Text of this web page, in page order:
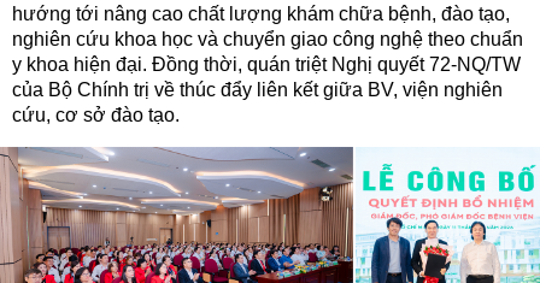
hướng tới nâng cao chất lượng khám chữa bệnh, đào tạo,
nghiên cứu khoa học và chuyển giao công nghệ theo chuẩn
y khoa hiện đại. Đồng thời, quán triệt Nghị quyết 72-NQ/TW
của Bộ Chính trị về thúc đẩy liên kết giữa BV, viện nghiên
cứu, cơ sở đào tạo.